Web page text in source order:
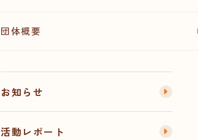
団体概要
お知らせ
活動レポート